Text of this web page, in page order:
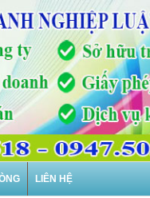
LIÊN HỆ